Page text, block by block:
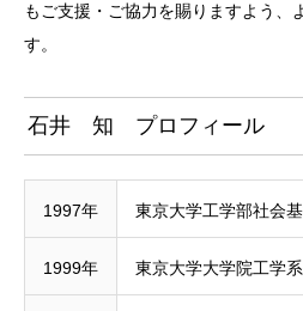
もご支援・ご協力を賜りますよう、
す。
石井 知 プロフィール
1997年 東京大学工学部社会
1999年 東京大学大学院工学